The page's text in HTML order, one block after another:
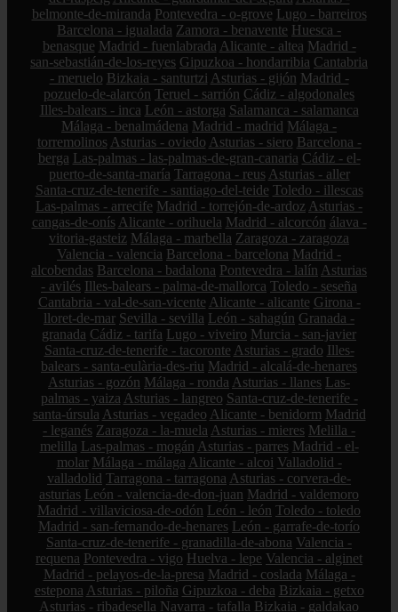
belmonte-de-miranda Pontevedra - o-grove Lugo - barreiros
Barcelona - igualada Zamora - benavente Huesca -
benasque Madrid - fuenlabrada Alicante - altea Madrid -
san-sebastián-de-los-reyes Gipuzkoa - hondarribia Cantabria
- meruelo Bizkaia - santurtzi Asturias - gijón Madrid -
pozuelo-de-alarcón Teruel - sarrión Cádiz - algodonales
Illes-balears - inca León - astorga Salamanca - salamanca
Málaga - benalmádena Madrid - madrid Málaga -
torremolinos Asturias - oviedo Asturias - siero Barcelona -
berga Las-palmas - las-palmas-de-gran-canaria Cádiz - el-
puerto-de-santa-maría Tarragona - reus Asturias - aller
Santa-cruz-de-tenerife - santiago-del-teide Toledo - illescas
Las-palmas - arrecife Madrid - torrejón-de-ardoz Asturias -
cangas-de-onís Alicante - orihuela Madrid - alcorcón álava -
vitoria-gasteiz Málaga - marbella Zaragoza - zaragoza
Valencia - valencia Barcelona - barcelona Madrid -
alcobendas Barcelona - badalona Pontevedra - lalín Asturias
- avilés Illes-balears - palma-de-mallorca Toledo - seseña
Cantabria - val-de-san-vicente Alicante - alicante Girona -
lloret-de-mar Sevilla - sevilla León - sahagún Granada -
granada Cádiz - tarifa Lugo - viveiro Murcia - san-javier
Santa-cruz-de-tenerife - tacoronte Asturias - grado Illes-
balears - santa-eulària-des-riu Madrid - alcalá-de-henares
Asturias - gozón Málaga - ronda Asturias - llanes Las-
palmas - yaiza Asturias - langreo Santa-cruz-de-tenerife -
santa-úrsula Asturias - vegadeo Alicante - benidorm Madrid
- leganés Zaragoza - la-muela Asturias - mieres Melilla -
melilla Las-palmas - mogán Asturias - parres Madrid - el-
molar Málaga - málaga Alicante - alcoi Valladolid -
valladolid Tarragona - tarragona Asturias - corvera-de-
asturias León - valencia-de-don-juan Madrid - valdemoro
Madrid - villaviciosa-de-odón León - león Toledo - toledo
Madrid - san-fernando-de-henares León - garrafe-de-torío
Santa-cruz-de-tenerife - granadilla-de-abona Valencia -
requena Pontevedra - vigo Huelva - lepe Valencia - alginet
Madrid - pelayos-de-la-presa Madrid - coslada Málaga -
estepona Asturias - piloña Gipuzkoa - deba Bizkaia - getxo
Asturias - ribadesella Navarra - tafalla Bizkaia - galdakao